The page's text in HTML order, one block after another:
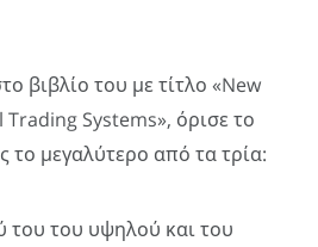
βιβλίο του με τίτλο «New
Systems», όρισε το
το μεγαλύτερο από τα τρία:
του του υψηλού και του